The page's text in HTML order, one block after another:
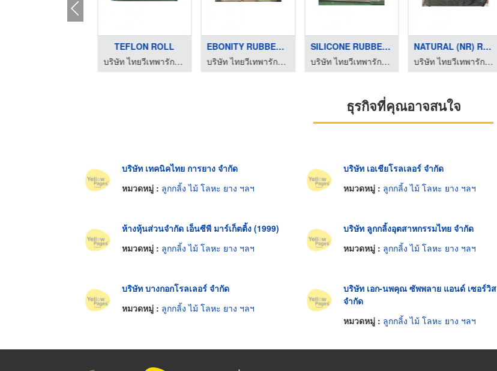
TEFLON ROLL
บริษัท ไทยวีเทพารักษ์ จำกัด
EBONITY RUBBER ROLL
บริษัท ไทยวีเทพารักษ์ จำกัด
SILICONE RUBBER ROLL
บริษัท ไทยวีเทพารักษ์ จำกัด
NATURAL (NR) RUBBER ...
บริษัท ไทยวีเทพารักษ์ จำกัด
ธุรกิจที่คุณอาจสนใจ
บริษัท เทคนิคไทย การยาง จำกัด
หมวดหมู่ : ลูกกลิ้ง ไม้ โลหะ ยาง ฯลฯ
บริษัท เอเชียโรลเลอร์ จำกัด
หมวดหมู่ : ลูกกลิ้ง ไม้ โลหะ ยาง ฯลฯ
ห้างหุ้นส่วนจำกัด เอ็นซีพี มาร์เก็ตติ้ง (1999)
หมวดหมู่ : ลูกกลิ้ง ไม้ โลหะ ยาง ฯลฯ
บริษัท ลูกกลิ้งอุตสาหกรรมไทย จำกัด
หมวดหมู่ : ลูกกลิ้ง ไม้ โลหะ ยาง ฯลฯ
บริษัท บางกอกโรลเลอร์ จำกัด
หมวดหมู่ : ลูกกลิ้ง ไม้ โลหะ ยาง ฯลฯ
บริษัท เอก-นพคุณ ซัพพลาย แอนด์ เซอร์วิส
จำกัด
หมวดหมู่ : ลูกกลิ้ง ไม้ โลหะ ยาง ฯลฯ